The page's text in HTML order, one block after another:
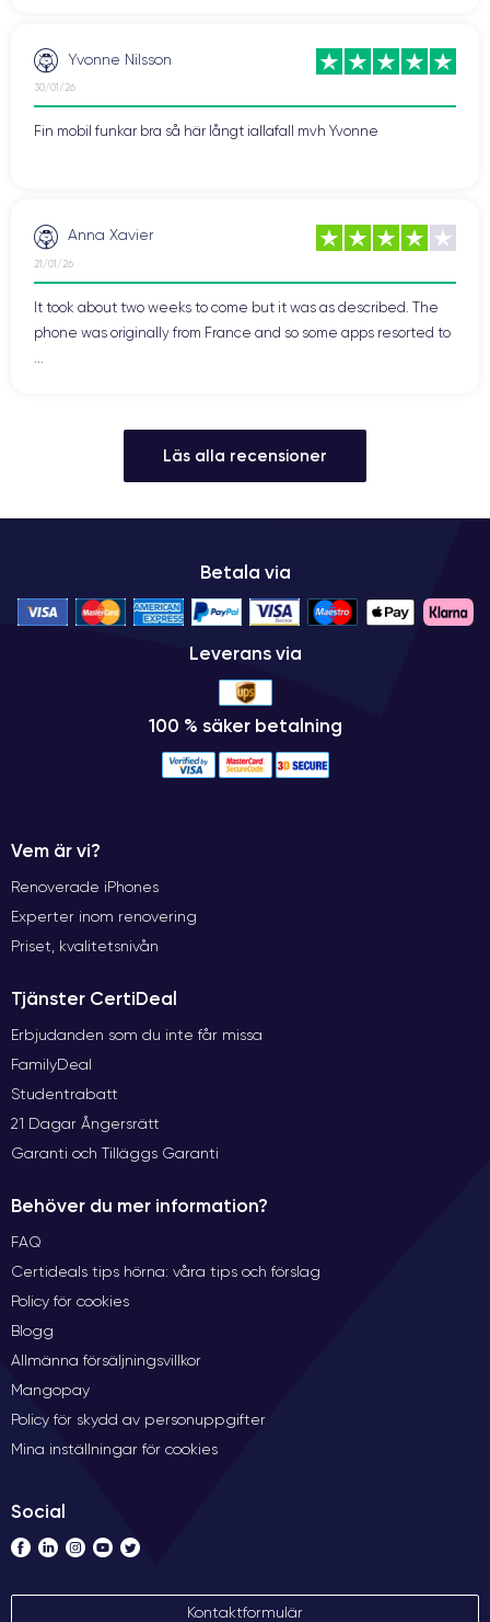
Yvonne Nilsson
30/01/26
Fin mobil funkar bra så här långt iallafall mvh Yvonne
Anna Xavier
21/01/26
It took about two weeks to come but it was as described. The
phone was originally from France and so some apps resorted to
Läs alla recensioner
Betala via
Leverans via
100 % säker betalning
Vem är vi?
Renoverade iPhones
Experter inom renovering
Priset, kvalitetsnivån
Tjänster CertiDeal
Erbjudanden som du inte får missa
FamilyDeal
Studentrabatt
21 Dagar Ångersrätt
Garanti och Tilläggs Garanti
Behöver du mer information?
FAQ
Certideals tips hörna: våra tips och förslag
Policy för cookies
Blogg
Allmänna försäljningsvillkor
Mangopay
Policy för skydd av personuppgifter
Mina inställningar för cookies
Social
Kontaktformulär